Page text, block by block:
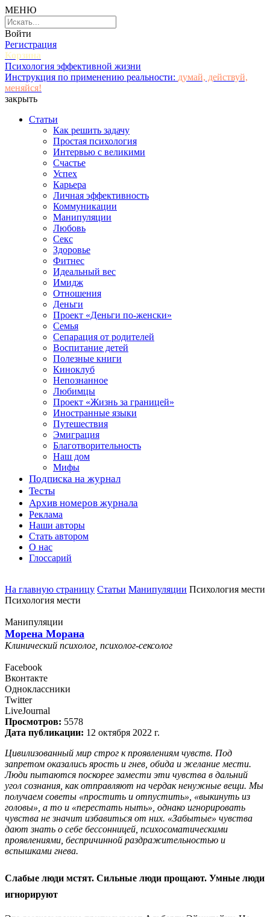
МЕНЮ
Войти
Регистрация
Корзина
Психология эффективной жизни
Инструкция по применению реальности: думай, действуй,
меняйся!
закрыть
Статьи
Как решить задачу
Простая психология
Интервью с великими
Счастье
Успех
Карьера
Личная эффективность
Коммуникации
Манипуляции
Любовь
Секс
Здоровье
Фитнес
Идеальный вес
Имидж
Отношения
Деньги
Проект «Деньги по-женски»
Семья
Сепарация от родителей
Воспитание детей
Полезные книги
Киноклуб
Непознанное
Любимцы
Проект «Жизнь за границей»
Иностранные языки
Путешествия
Эмиграция
Благотворительность
Наш дом
Мифы
Подписка на журнал
Тесты
Архив номеров журнала
Реклама
Наши авторы
Стать автором
О нас
Глоссарий
На главную страницу Статьи Манипуляции Психология мести
Психология мести
Манипуляции
Морена Морана
Клинический психолог, психолог-сексолог
Facebook
Вконтакте
Одноклассники
Twitter
LiveJournal
Просмотров: 5578
Дата публикации: 12 октября 2022 г.
Цивилизованный мир строг к проявлениям чувств. Под
запретом оказались ярость и гнев, обида и желание мести.
Люди пытаются поскорее замести эти чувства в дальний
угол сознания, как отправляют на чердак ненужные вещи. Мы
получаем советы «простить и отпустить», «выкинуть из
головы», а то и «перестать ныть», однако игнорировать
чувства не значит избавиться от них. «Забытые» чувства
дают знать о себе бессонницей, психосоматическими
проявлениями, беспричинной раздражительностью и
вспышками гнева.
Слабые люди мстят. Сильные люди прощают. Умные люди
игнорируют